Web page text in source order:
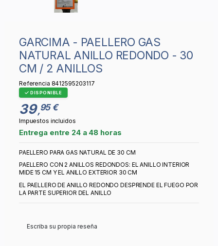
GARCIMA - PAELLERO GAS
NATURAL ANILLO REDONDO - 30
CM / 2 ANILLOS
Referencia 8412595203117
DISPONIBLE
39,95 €
Impuestos incluidos
Entrega entre 24 a 48 horas
PAELLERO PARA GAS NATURAL DE 30 CM
PAELLERO CON 2 ANILLOS REDONDOS: EL ANILLO INTERIOR
MIDE 15 CM Y EL ANILLO EXTERIOR 30 CM
EL PAELLERO DE ANILLO REDONDO DESPRENDE EL FUEGO POR
LA PARTE SUPERIOR DEL ANILLO
Escriba su propia reseña